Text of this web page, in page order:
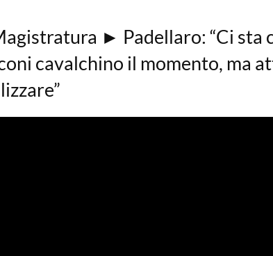
► Padellaro: “Ci sta
cavalchino il momento, ma